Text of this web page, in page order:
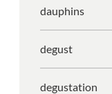
dauphins
degust
degustation